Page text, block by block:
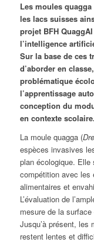
Les moules
les lacs suisses
projet BFH
l’intelligence
Sur la base de ces
d’aborder en
problématique
l’apprentissage
conception du
en contexte scolaire.
La moule quagga (
espèces invasives
plan écologique. Elle
compétition avec les
alimentaires et
L’évaluation de
mesure de la
Jusqu’à présent, les
restent lentes et